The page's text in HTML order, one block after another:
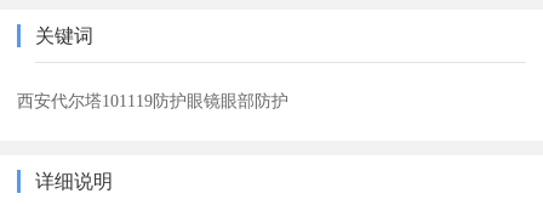
关键词
西安代尔塔101119防护眼镜眼部防护
详细说明